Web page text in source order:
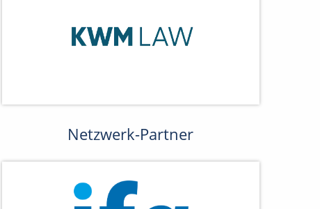
Netzwerk-Partner